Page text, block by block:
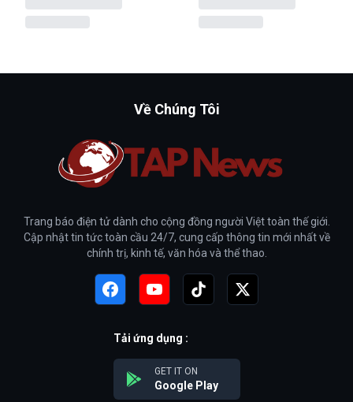
Về Chúng Tôi
Trang báo điện tử dành cho cộng đồng người Việt toàn thế giới.
Cập nhật tin tức toàn cầu 24/7, cung cấp thông tin mới nhất về
chính trị, kinh tế, văn hóa và thể thao.
Tải ứng dụng :
GET IT ON
Google Play